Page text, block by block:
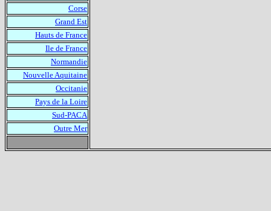
Corse
Grand Est
Hauts de France
Ile de France
Normandie
Nouvelle Aquitaine
Occitanie
Pays de la Loire
Sud-PACA
Outre Mer